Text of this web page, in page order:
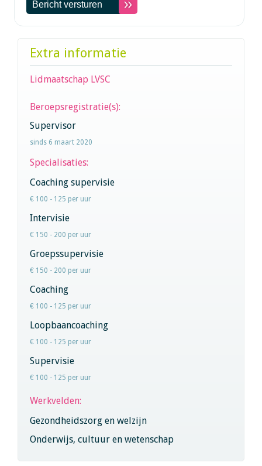
Extra informatie
Lidmaatschap LVSC
Beroepsregistratie(s):
Supervisor
sinds 6 maart 2020
Specialisaties:
Coaching supervisie
€ 100 - 125 per uur
Intervisie
€ 150 - 200 per uur
Groepssupervisie
€ 150 - 200 per uur
Coaching
€ 100 - 125 per uur
Loopbaancoaching
€ 100 - 125 per uur
Supervisie
€ 100 - 125 per uur
Werkvelden:
Gezondheidszorg en welzijn
Onderwijs, cultuur en wetenschap